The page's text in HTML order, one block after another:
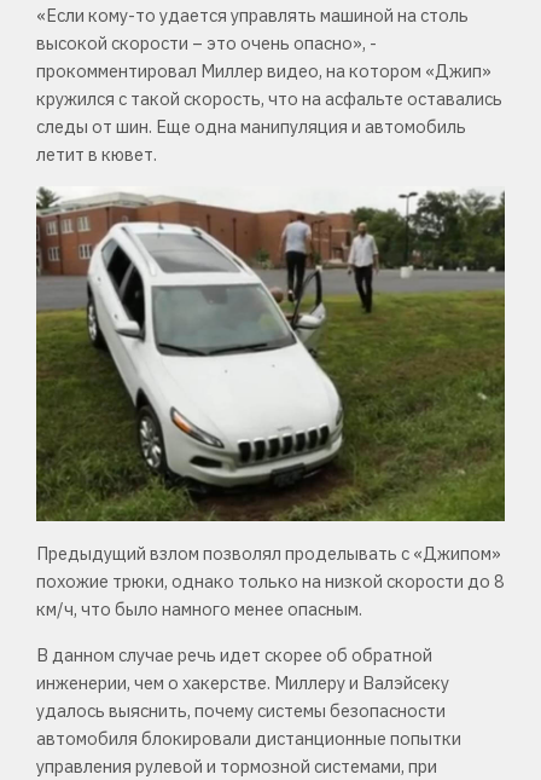
«Если кому-то удается управлять машиной на столь
высокой скорости – это очень опасно», -
прокомментировал Миллер видео, на котором «Джип»
кружился с такой скорость, что на асфальте оставались
следы от шин. Еще одна манипуляция и автомобиль
летит в кювет.
Предыдущий взлом позволял проделывать с «Джипом»
похожие трюки, однако только на низкой скорости до 8
км/ч, что было намного менее опасным.
В данном случае речь идет скорее об обратной
инженерии, чем о хакерстве. Миллеру и Валэйсеку
удалось выяснить, почему системы безопасности
автомобиля блокировали дистанционные попытки
управления рулевой и тормозной системами, при